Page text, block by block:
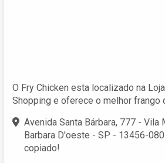
O Fry Chicken esta localizado na
Shopping e oferece o melhor frango
Avenida Santa Bárbara, 777 - Vila
Barbara D'oeste - SP - 13456-080
copiado!